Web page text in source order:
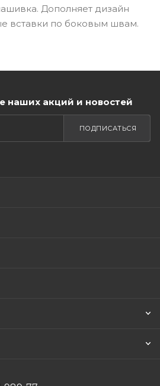
Дополняет дизайн
вставки по боковым швам.
наших акций и новостей
ПОДПИСАТЬСЯ